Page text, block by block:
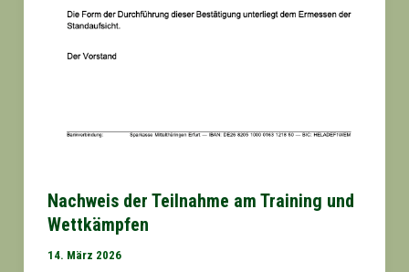
Nachweis der Teilnahme am Training und
Wettkämpfen
14. März 2026